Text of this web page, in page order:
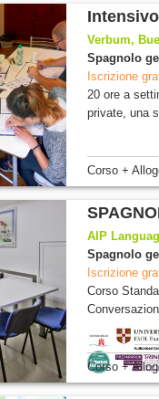
Verbum,
Spagnolo
Iscrizione
20 ore a
private, una
Corso +
AIP
Spagnolo
Iscrizione
Corso
Corso +